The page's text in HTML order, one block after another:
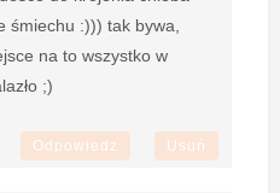
śmiechu :))) tak bywa,
na to wszystko w
;)
Odpowiedz Usuń